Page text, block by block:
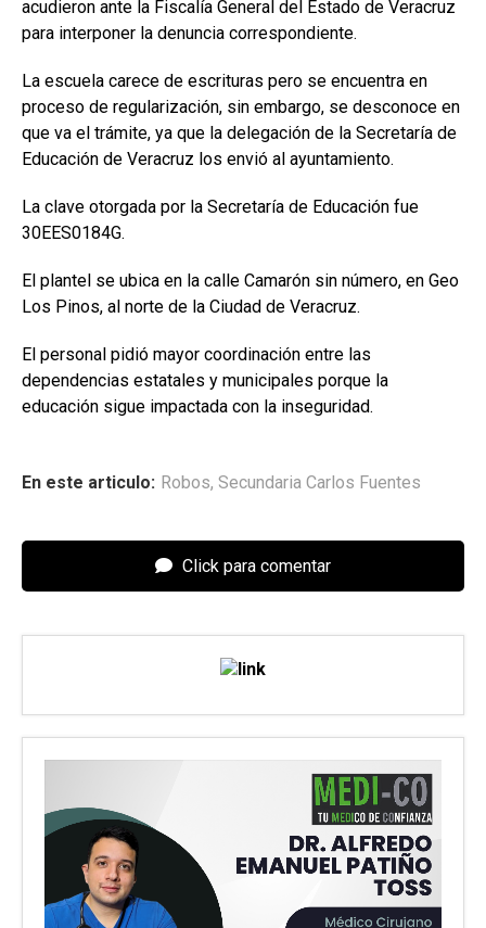
acudieron ante la Fiscalía General del Estado de Veracruz
para interponer la denuncia correspondiente.
La escuela carece de escrituras pero se encuentra en
proceso de regularización, sin embargo, se desconoce en
que va el trámite, ya que la delegación de la Secretaría de
Educación de Veracruz los envió al ayuntamiento.
La clave otorgada por la Secretaría de Educación fue
30EES0184G.
El plantel se ubica en la calle Camarón sin número, en Geo
Los Pinos, al norte de la Ciudad de Veracruz.
El personal pidió mayor coordinación entre las
dependencias estatales y municipales porque la
educación sigue impactada con la inseguridad.
En este articulo: Robos, Secundaria Carlos Fuentes
Click para comentar